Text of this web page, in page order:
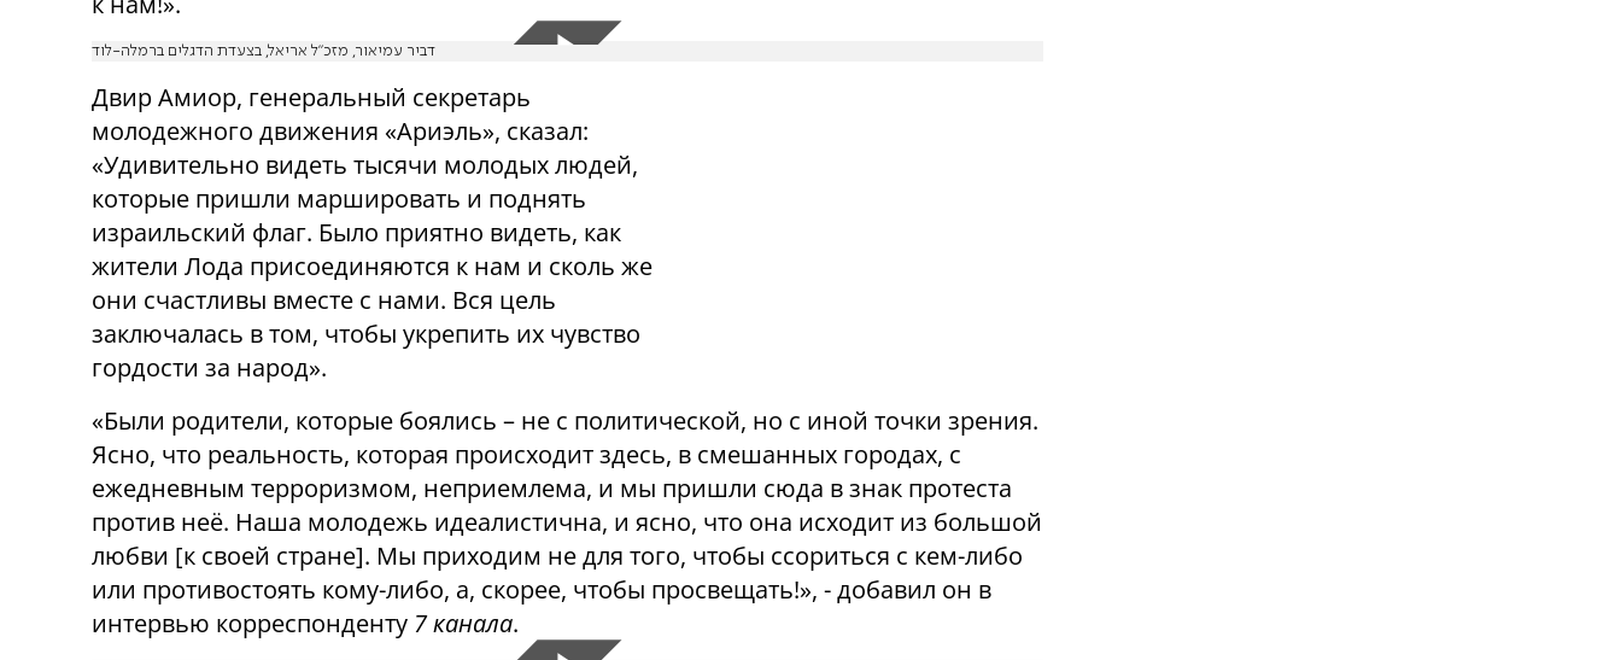
דביר עמיאור, מזכ"ל אריאל, בצעדת הדגלים ברמלה-לוד
Двир Амиор, генеральный секретарь
молодежного движения «Ариэль», сказал:
«Удивительно видеть тысячи молодых людей,
которые пришли маршировать и поднять
израильский флаг. Было приятно видеть, как
жители Лода присоединяются к нам и сколь же
они счастливы вместе с нами. Вся цель
заключалась в том, чтобы укрепить их чувство
гордости за народ».
«Были родители, которые боялись – не с политической, но с иной точки зрения.
Ясно, что реальность, которая происходит здесь, в смешанных городах, с
ежедневным терроризмом, неприемлема, и мы пришли сюда в знак протеста
против неё. Наша молодежь идеалистична, и ясно, что она исходит из большой
любви [к своей стране]. Мы приходим не для того, чтобы ссориться с кем-либо
или противостоять кому-либо, а, скорее, чтобы просвещать!», - добавил он в
интервью корреспонденту 7 канала.